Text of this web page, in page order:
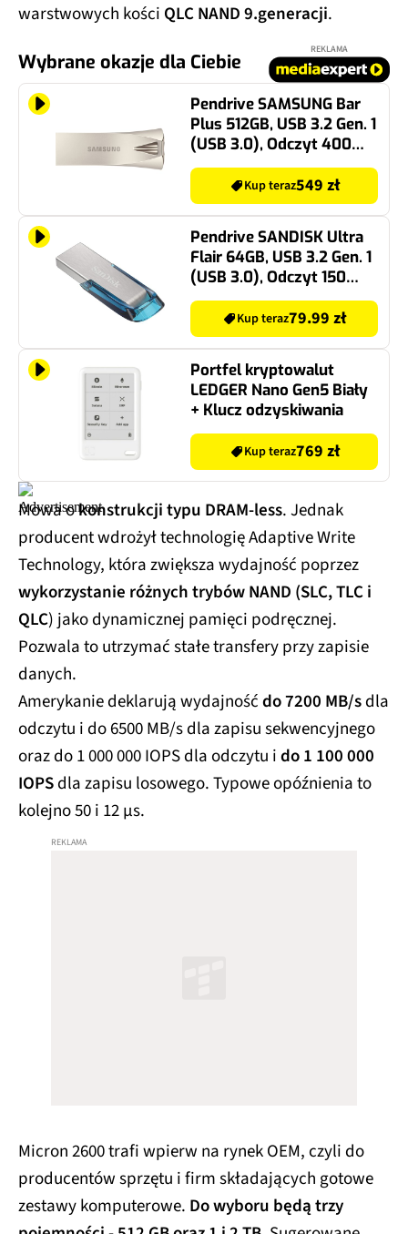
warstwowych kości QLC NAND 9.generacji.
Wybrane okazje dla Ciebie
REKLAMA
Pendrive SAMSUNG Bar
Plus 512GB, USB 3.2 Gen. 1
(USB 3.0), Odczyt 400
Mb/s Srebrny
Kup teraz549 zł
Pendrive SANDISK Ultra
Flair 64GB, USB 3.2 Gen. 1
(USB 3.0), Odczyt 150
Mb/s Srebrno-niebieski
Kup teraz79.99 zł
Portfel kryptowalut
LEDGER Nano Gen5 Biały
+ Klucz odzyskiwania
Kup teraz769 zł
Mowa okonstrukcji typu DRAM-less. Jednak
producent wdrożył technologię Adaptive Write
Technology, która zwiększa wydajność poprzez
wykorzystanie różnych trybów NAND (SLC, TLC i
QLC) jako dynamicznej pamięci podręcznej.
Pozwala to utrzymać stałe transfery przy zapisie
danych.
Amerykanie deklarują wydajnośćdo 7200 MB/sdla
odczytu i do 6500 MB/s dla zapisu sekwencyjnego
oraz do 1 000 000 IOPS dla odczytu ido 1 100 000
IOPSdla zapisu losowego. Typowe opóźnienia to
kolejno 50 i 12 µs.
Micron 2600 trafi wpierw na rynek OEM, czyli do
producentów sprzętu i firm składających gotowe
zestawy komputerowe. Do wyboru będą trzy